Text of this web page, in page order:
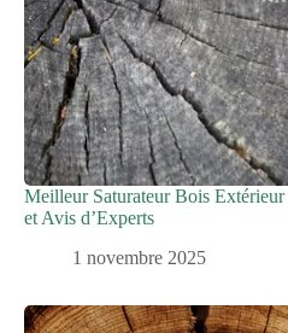
Meilleur Saturateur Bois
et Avis d’Experts
1 novembre 2025